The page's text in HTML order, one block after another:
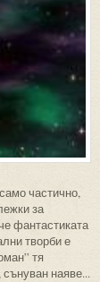
частично,
за
фантастиката
творби е
тя
наяве...